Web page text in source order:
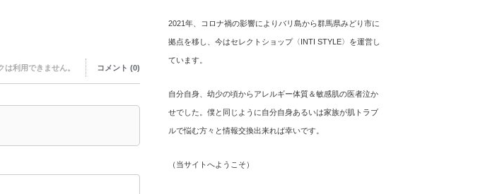
は利用できません。 コメント (0)
2021年、コロナ禍の影響によりバリ島から群馬県みどり市に
拠点を移し、今はセレクトショップ〈INTI STYLE〉を運営し
ています。
自分自身、幼少の頃からアレルギー体質＆敏感肌の医者泣か
せでした。僕と同じように自分自身あるいは家族が肌トラブ
ルで悩む方々と情報交換出来れば幸いです。
（ 当サイトへようこそ ）